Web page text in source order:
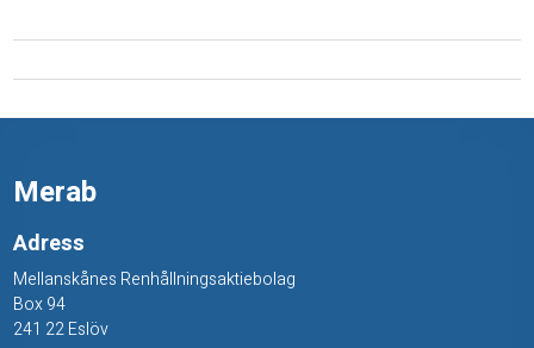
v
n
d
o
Merab
Adress
Mellanskånes Renhållningsaktiebolag
Box 94
241 22 Eslöv